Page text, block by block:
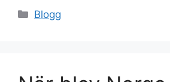
Kategorier
Blogg